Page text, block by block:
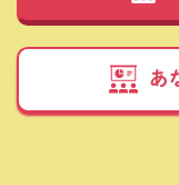
あ